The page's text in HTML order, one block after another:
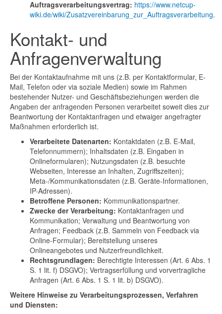
Auftragsverarbeitungsvertrag: https://www.netcup-
wiki.de/wiki/Zusatzvereinbarung_zur_Auftragsverarbeitung.
Kontakt- und
Anfragenverwaltung
Bei der Kontaktaufnahme mit uns (z.B. per Kontaktformular, E-
Mail, Telefon oder via soziale Medien) sowie im Rahmen
bestehender Nutzer- und Geschäftsbeziehungen werden die
Angaben der anfragenden Personen verarbeitet soweit dies zur
Beantwortung der Kontaktanfragen und etwaiger angefragter
Maßnahmen erforderlich ist.
Verarbeitete Datenarten: Kontaktdaten (z.B. E-Mail,
Telefonnummern); Inhaltsdaten (z.B. Eingaben in
Onlineformularen); Nutzungsdaten (z.B. besuchte
Webseiten, Interesse an Inhalten, Zugriffszeiten);
Meta-/Kommunikationsdaten (z.B. Geräte-Informationen,
IP-Adressen).
Betroffene Personen: Kommunikationspartner.
Zwecke der Verarbeitung: Kontaktanfragen und
Kommunikation; Verwaltung und Beantwortung von
Anfragen; Feedback (z.B. Sammeln von Feedback via
Online-Formular); Bereitstellung unseres
Onlineangebotes und Nutzerfreundlichkeit.
Rechtsgrundlagen: Berechtigte Interessen (Art. 6 Abs. 1
S. 1 lit. f) DSGVO); Vertragserfüllung und vorvertragliche
Anfragen (Art. 6 Abs. 1 S. 1 lit. b) DSGVO).
Weitere Hinweise zu Verarbeitungsprozessen, Verfahren
und Diensten: